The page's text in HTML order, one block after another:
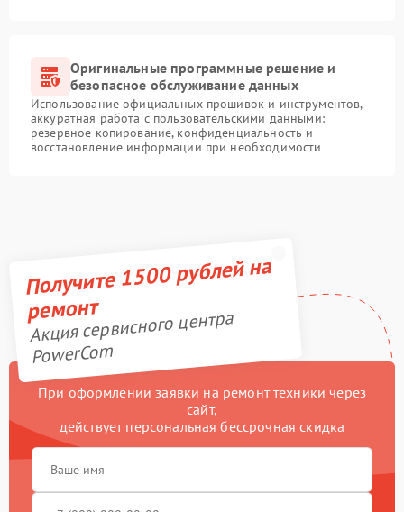
Оригинальные программные решение и
безопасное обслуживание данных
Использование официальных прошивок и инструментов,
аккуратная работа с пользовательскими данными:
резервное копирование, конфиденциальность и
восстановление информации при необходимости
Получите 1500 рублей на
ремонт
Акция сервисного центра
PowerCom
При оформлении заявки на ремонт техники через
сайт,
действует персональная бессрочная скидка